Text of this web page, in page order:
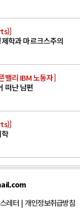
학과 마르크스주의
밸리 IBM 노동자]
떠난 남편
레터| 개인정보취급방침